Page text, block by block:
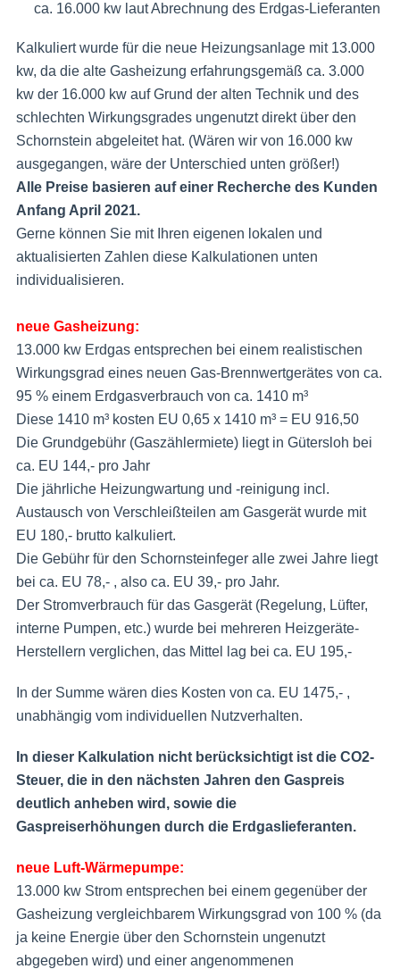
ca. 16.000 kw laut Abrechnung des Erdgas-Lieferanten
Kalkuliert wurde für die neue Heizungsanlage mit 13.000
kw, da die alte Gasheizung erfahrungsgemäß ca. 3.000
kw der 16.000 kw auf Grund der alten Technik und des
schlechten Wirkungsgrades ungenutzt direkt über den
Schornstein abgeleitet hat. (Wären wir von 16.000 kw
ausgegangen, wäre der Unterschied unten größer!)
Alle Preise basieren auf einer Recherche des Kunden
Anfang April 2021.
Gerne können Sie mit Ihren eigenen lokalen und
aktualisierten Zahlen diese Kalkulationen unten
individualisieren.
neue Gasheizung:
13.000 kw Erdgas entsprechen bei einem realistischen
Wirkungsgrad eines neuen Gas-Brennwertgerätes von ca.
95 % einem Erdgasverbrauch von ca. 1410 m³
Diese 1410 m³ kosten EU 0,65 x 1410 m³ = EU 916,50
Die Grundgebühr (Gaszählermiete) liegt in Gütersloh bei
ca. EU 144,- pro Jahr
Die jährliche Heizungwartung und -reinigung incl.
Austausch von Verschleißteilen am Gasgerät wurde mit
EU 180,- brutto kalkuliert.
Die Gebühr für den Schornsteinfeger alle zwei Jahre liegt
bei ca. EU 78,- , also ca. EU 39,- pro Jahr.
Der Stromverbrauch für das Gasgerät (Regelung, Lüfter,
interne Pumpen, etc.) wurde bei mehreren Heizgeräte-
Herstellern verglichen, das Mittel lag bei ca. EU 195,-
In der Summe wären dies Kosten von ca. EU 1475,- ,
unabhängig vom individuellen Nutzverhalten.
In dieser Kalkulation nicht berücksichtigt ist die CO2-
Steuer, die in den nächsten Jahren den Gaspreis
deutlich anheben wird, sowie die
Gaspreiserhöhungen durch die Erdgaslieferanten.
neue Luft-Wärmepumpe:
13.000 kw Strom entsprechen bei einem gegenüber der
Gasheizung vergleichbarem Wirkungsgrad von 100 % (da
ja keine Energie über den Schornstein ungenutzt
abgegeben wird) und einer angenommenen